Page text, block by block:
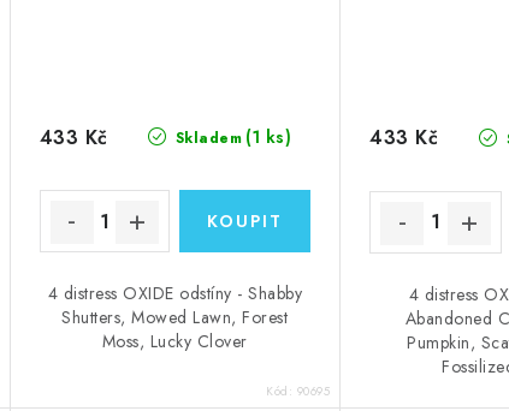
Skladem (1 ks)
433 Kč
4 distress OXIDE odstíny - Shabby
Shutters, Mowed Lawn, Forest
Moss, Lucky Clover
Kód: 90695
433 Kč
4 distress
Abandoned
Pumpkin,